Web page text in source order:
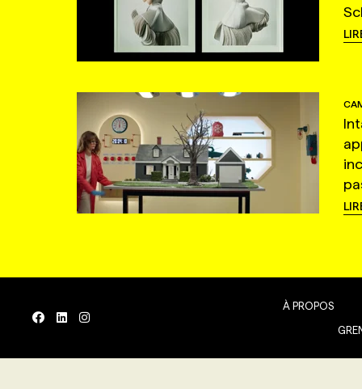
À PROPOS